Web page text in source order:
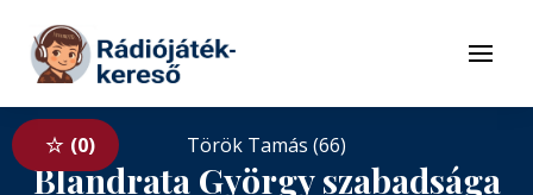
Tovább a tartalomhoz
Menü
0 Török Tamás (66)
Blandrata György szabadsága